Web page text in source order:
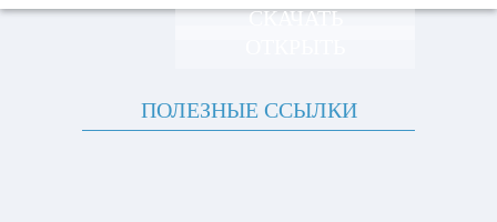
СКАЧАТЬ
ПОЛЕЗНЫЕ ССЫЛКИ